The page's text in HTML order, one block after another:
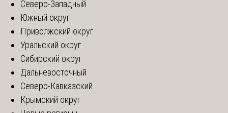
Северо-Западный
Южный округ
Приволжский округ
Уральский округ
Сибирский округ
Дальневосточный
Северо-Кавказский
Крымский округ